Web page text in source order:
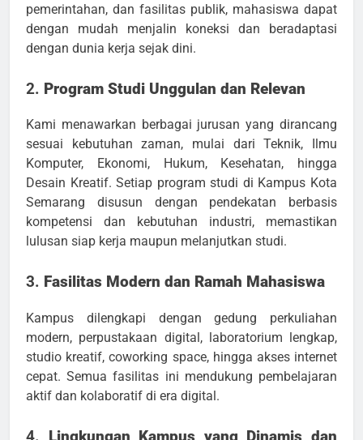
pemerintahan, dan fasilitas publik, mahasiswa dapat
dengan mudah menjalin koneksi dan beradaptasi
dengan dunia kerja sejak dini.
2. Program Studi Unggulan dan Relevan
Kami menawarkan berbagai jurusan yang dirancang
sesuai kebutuhan zaman, mulai dari Teknik, Ilmu
Komputer, Ekonomi, Hukum, Kesehatan, hingga
Desain Kreatif. Setiap program studi di Kampus Kota
Semarang disusun dengan pendekatan berbasis
kompetensi dan kebutuhan industri, memastikan
lulusan siap kerja maupun melanjutkan studi.
3. Fasilitas Modern dan Ramah Mahasiswa
Kampus dilengkapi dengan gedung perkuliahan
modern, perpustakaan digital, laboratorium lengkap,
studio kreatif, coworking space, hingga akses internet
cepat. Semua fasilitas ini mendukung pembelajaran
aktif dan kolaboratif di era digital.